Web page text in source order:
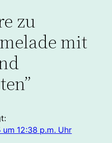
zu
mit
um 12:38 p.m. Uhr